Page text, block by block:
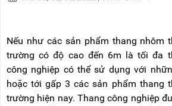
BỘ
DÂY
HIỂM
TỰ
ĐỘNG
THANG
NHÔM
ĐÌNH
THANG
Nếu như các sản phẩm thang nhôm
trường có độ cao đến 6m là tối đa
công nghiệp có thể sử dụng với
hoặc tới gấp 3 các sản phẩm thang
trường hiện nay. Thang công nghiệp